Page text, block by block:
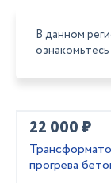
В данном
22 000 ₽
прогрева